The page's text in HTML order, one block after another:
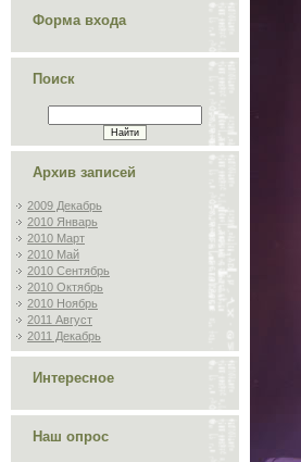
Форма входа
Поиск
Архив записей
2009 Декабрь
2010 Январь
2010 Март
2010 Май
2010 Сентябрь
2010 Октябрь
2010 Ноябрь
2011 Август
2011 Декабрь
Интересное
Наш опрос